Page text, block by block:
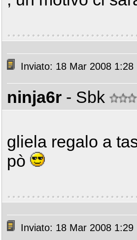
Inviato: 18 Mar 2008 1:28
ninja6r - Sbk
gliela regalo a
pò
Inviato: 18 Mar 2008 1:29